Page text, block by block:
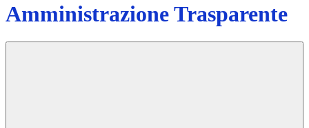
Amministrazione Trasparente